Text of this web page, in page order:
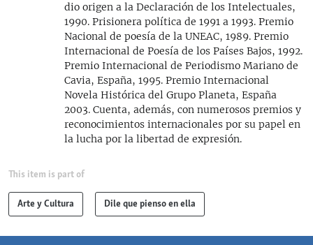
dio origen a la Declaración de los Intelectuales,
1990. Prisionera política de 1991 a 1993. Premio
Nacional de poesía de la UNEAC, 1989. Premio
Internacional de Poesía de los Países Bajos, 1992.
Premio Internacional de Periodismo Mariano de
Cavia, España, 1995. Premio Internacional
Novela Histórica del Grupo Planeta, España
2003. Cuenta, además, con numerosos premios y
reconocimientos internacionales por su papel en
la lucha por la libertad de expresión.
This item is part of
Arte y Cultura Dile que pienso en ella